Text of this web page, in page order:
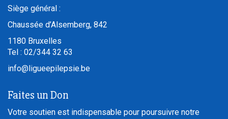
Siège général :
Chaussée d’Alsemberg, 842
1180 Bruxelles
Tel : 02/344 32 63
info@ligueepilepsie.be
Faites un Don
Votre soutien est indispensable pour poursuivre notre